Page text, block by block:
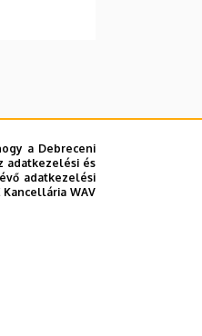
a Debreceni
adatkezelési és
adatkezelési
Kancellária WAV